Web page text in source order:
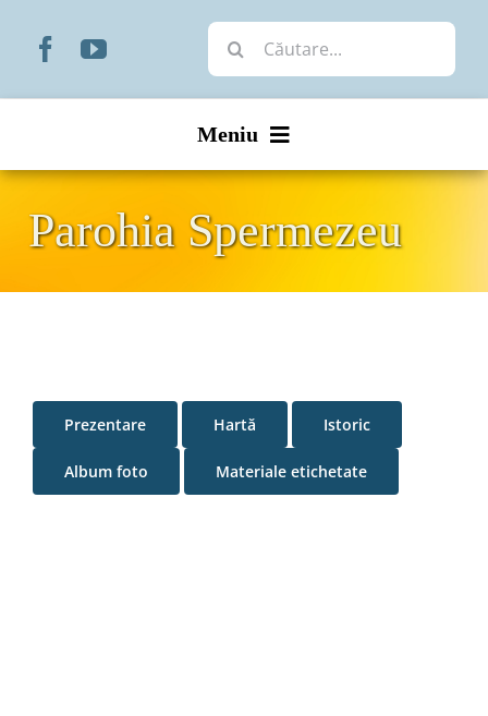
Cautare...
Meniu
Liturgic
Parohia Spermezeu
Prezentare Hartă Istoric
Album foto Materiale etichetate